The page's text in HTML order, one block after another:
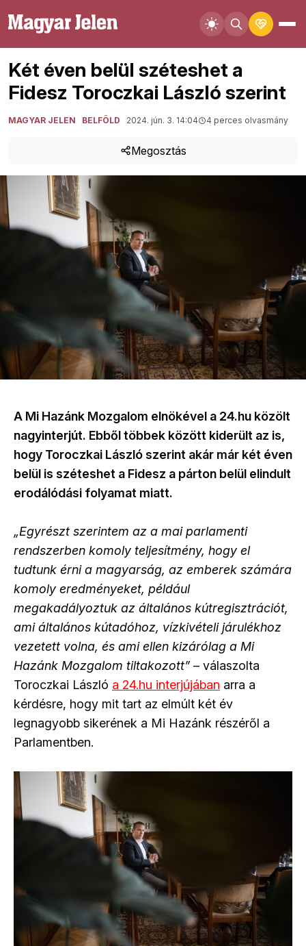
Két éven belül széteshet a
Fidesz Toroczkai László szerint
MAGYAR JELEN BELFÖLD 2024. jún. 3. 14:04 4 perces olvasmány
Megosztás
A Mi Hazánk Mozgalom elnökével a 24.hu közölt
nagyinterjút. Ebből többek között kiderült az is,
hogy Toroczkai László szerint akár már két éven
belül is széteshet a Fidesz a párton belül elindult
erodálódási folyamat miatt.
„Egyrészt szerintem az a mai parlamenti
rendszerben komoly teljesítmény, hogy el
tudtunk érni a magyarság, az emberek számára
komoly eredményeket, például
megakadályoztuk az általános kútregisztrációt,
ami általános kútadóhoz, vízkivételi járulékhoz
vezetett volna, és ami ellen kizárólag a Mi
Hazánk Mozgalom tiltakozott” – válaszolta
Toroczkai László a 24.hu interjújában arra a
kérdésre, hogy mit tart az elmúlt két év
legnagyobb sikerének a Mi Hazánk részéről a
Parlamentben.